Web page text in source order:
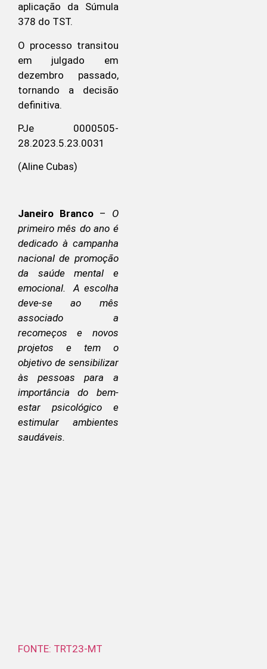
aplicação da Súmula
378 do TST.
O processo transitou
em julgado em
dezembro passado,
tornando a decisão
definitiva.
PJe 0000505-
28.2023.5.23.0031
(Aline Cubas)
Janeiro Branco – O
primeiro mês do ano é
dedicado à campanha
nacional de promoção
da saúde mental e
emocional. A escolha
deve-se ao mês
associado a
recomeços e novos
projetos e tem o
objetivo de sensibilizar
às pessoas para a
importância do bem-
estar psicológico e
estimular ambientes
saudáveis.
FONTE: TRT23-MT